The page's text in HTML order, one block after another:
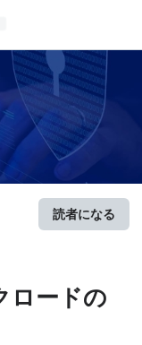
読者になる
ロードの